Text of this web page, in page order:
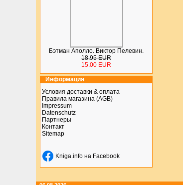
Бэтман Аполло. Виктор Пелевин.
18.95 EUR
15.00 EUR
Информация
Условия доставки & оплата
Правила магазина (AGB)
Impressum
Datenschutz
Партнеры
Контакт
Sitemap
Kniga.info на Facebook